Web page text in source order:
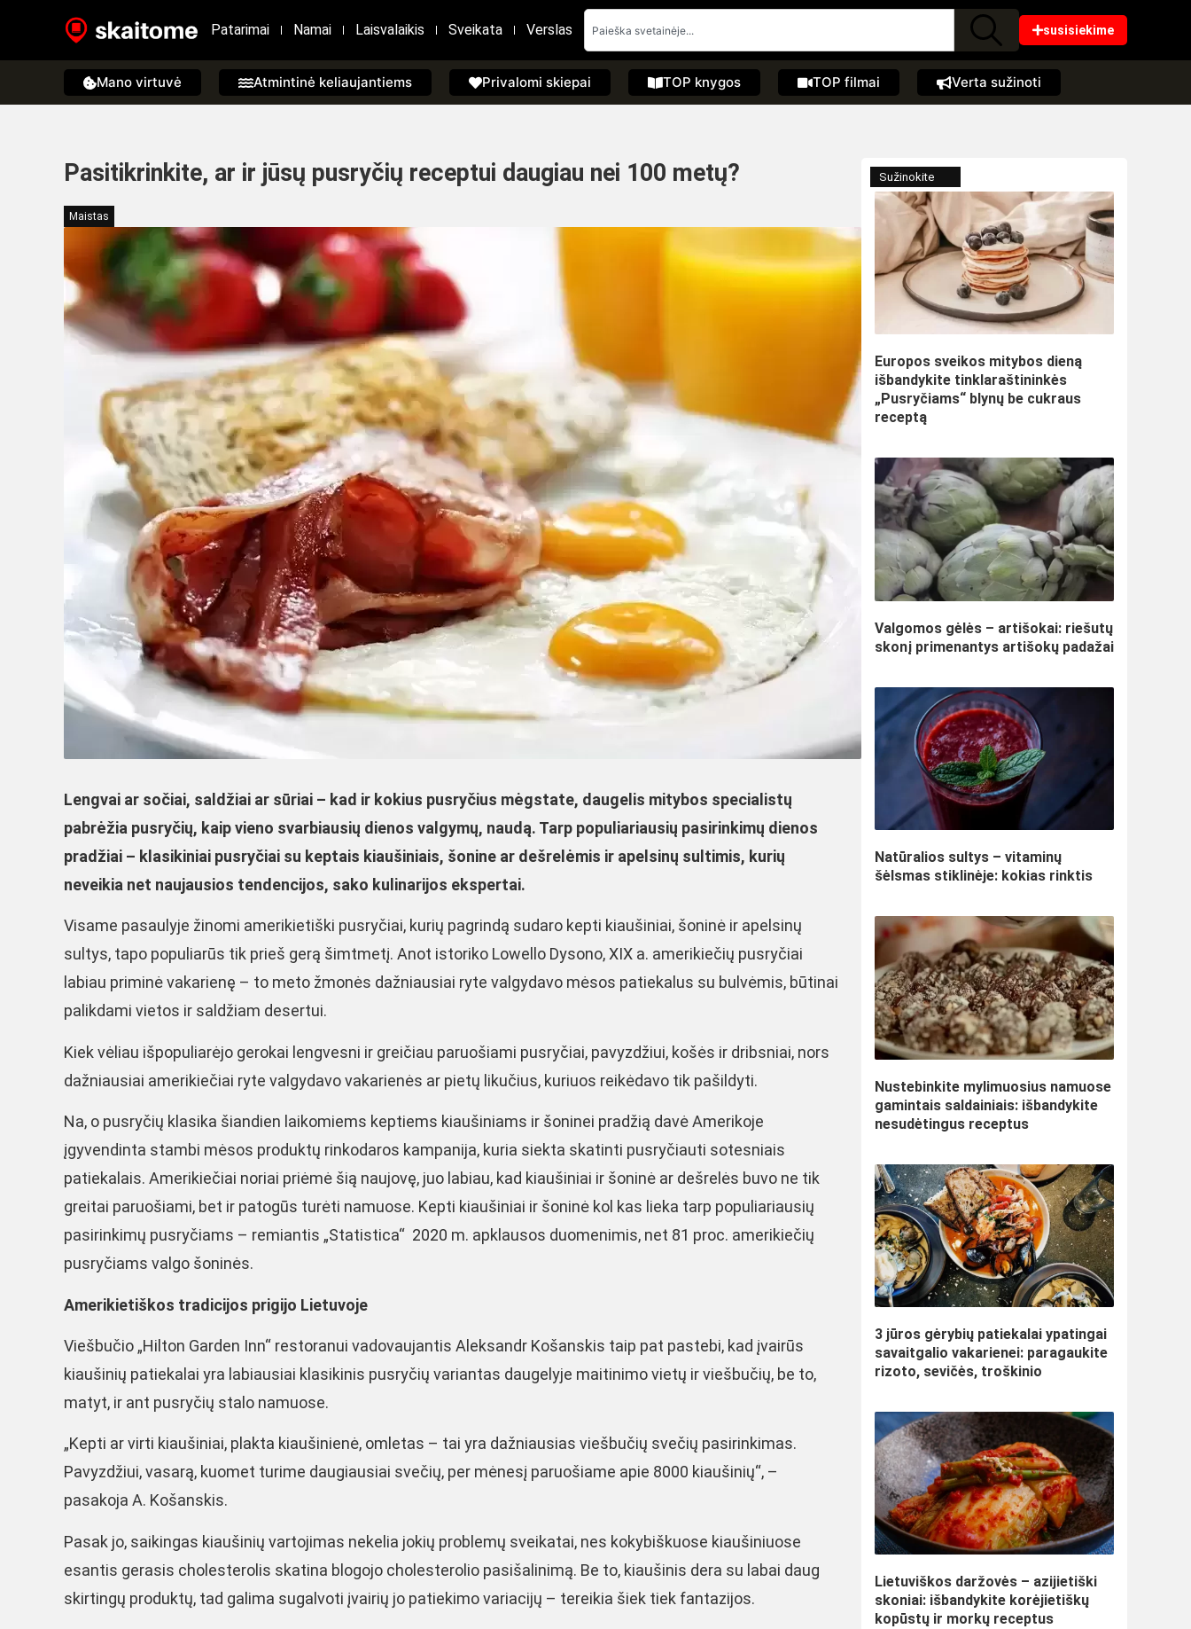
Patarimai Namai Laisvalaikis Sveikata Verslas susisiekime
Mano virtuvė Atmintinė keliaujantiems Privalomi skiepai TOP knygos TOP filmai Verta sužinoti
Pasitikrinkite, ar ir jūsų pusryčių receptui daugiau nei 100 metų?
Maistas
Lengvai ar sočiai, saldžiai ar sūriai – kad ir kokius pusryčius mėgstate, daugelis mitybos specialistų
pabrėžia pusryčių, kaip vieno svarbiausių dienos valgymų, naudą. Tarp populiariausių pasirinkimų dienos
pradžiai – klasikiniai pusryčiai su keptais kiaušiniais, šonine ar dešrelėmis ir apelsinų sultimis, kurių
neveikia net naujausios tendencijos, sako kulinarijos ekspertai.
Visame pasaulyje žinomi amerikietiški pusryčiai, kurių pagrindą sudaro kepti kiaušiniai, šoninė ir apelsinų
sultys, tapo populiarūs tik prieš gerą šimtmetį. Anot istoriko Lowello Dysono, XIX a. amerikiečių pusryčiai
labiau priminė vakarienę – to meto žmonės dažniausiai ryte valgydavo mėsos patiekalus su bulvėmis, būtinai
palikdami vietos ir saldžiam desertui.
Kiek vėliau išpopuliarėjo gerokai lengvesni ir greičiau paruošiami pusryčiai, pavyzdžiui, košės ir dribsniai, nors
dažniausiai amerikiečiai ryte valgydavo vakarienės ar pietų likučius, kuriuos reikėdavo tik pašildyti.
Na, o pusryčių klasika šiandien laikomiems keptiems kiaušiniams ir šoninei pradžią davė Amerikoje
įgyvendinta stambi mėsos produktų rinkodaros kampanija, kuria siekta skatinti pusryčiauti sotesniais
patiekalais. Amerikiečiai noriai priėmė šią naujovę, juo labiau, kad kiaušiniai ir šoninė ar dešrelės buvo ne tik
greitai paruošiami, bet ir patogūs turėti namuose. Kepti kiaušiniai ir šoninė kol kas lieka tarp populiariausių
pasirinkimų pusryčiams – remiantis „Statistica“ 2020 m. apklausos duomenimis, net 81 proc. amerikiečių
pusryčiams valgo šoninės.
Amerikietiškos tradicijos prigijo Lietuvoje
Viešbučio „Hilton Garden Inn“ restoranui vadovaujantis Aleksandr Košanskis taip pat pastebi, kad įvairūs
kiaušinių patiekalai yra labiausiai klasikinis pusryčių variantas daugelyje maitinimo vietų ir viešbučių, be to,
matyt, ir ant pusryčių stalo namuose.
„Kepti ar virti kiaušiniai, plakta kiaušinienė, omletas – tai yra dažniausias viešbučių svečių pasirinkimas.
Pavyzdžiui, vasarą, kuomet turime daugiausiai svečių, per mėnesį paruošiame apie 8000 kiaušinių“, –
pasakoja A. Košanskis.
Pasak jo, saikingas kiaušinių vartojimas nekelia jokių problemų sveikatai, nes kokybiškuose kiaušiniuose
esantis gerasis cholesterolis skatina blogojo cholesterolio pasišalinimą. Be to, kiaušinis dera su labai daug
skirtingų produktų, tad galima sugalvoti įvairių jo patiekimo variacijų – tereikia šiek tiek fantazijos.
Sužinokite
Europos sveikos mitybos dieną
išbandykite tinklaraštininkės
„Pusryčiams“ blynų be cukraus
receptą
Valgomos gėlės – artišokai: riešutų
skonį primenantys artišokų padažai
Natūralios sultys – vitaminų
šėlsmas stiklinėje: kokias rinktis
Nustebinkite mylimuosius namuose
gamintais saldainiais: išbandykite
nesudėtingus receptus
3 jūros gėrybių patiekalai ypatingai
savaitgalio vakarienei: paragaukite
rizoto, sevičės, troškinio
Lietuviškos daržovės – azijietiški
skoniai: išbandykite korėjietiškų
kopūstų ir morkų receptus